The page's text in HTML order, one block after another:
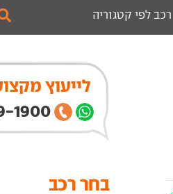
רכב לפי קטגוריה
לייעוץ
074-799-1900
בחר רכב